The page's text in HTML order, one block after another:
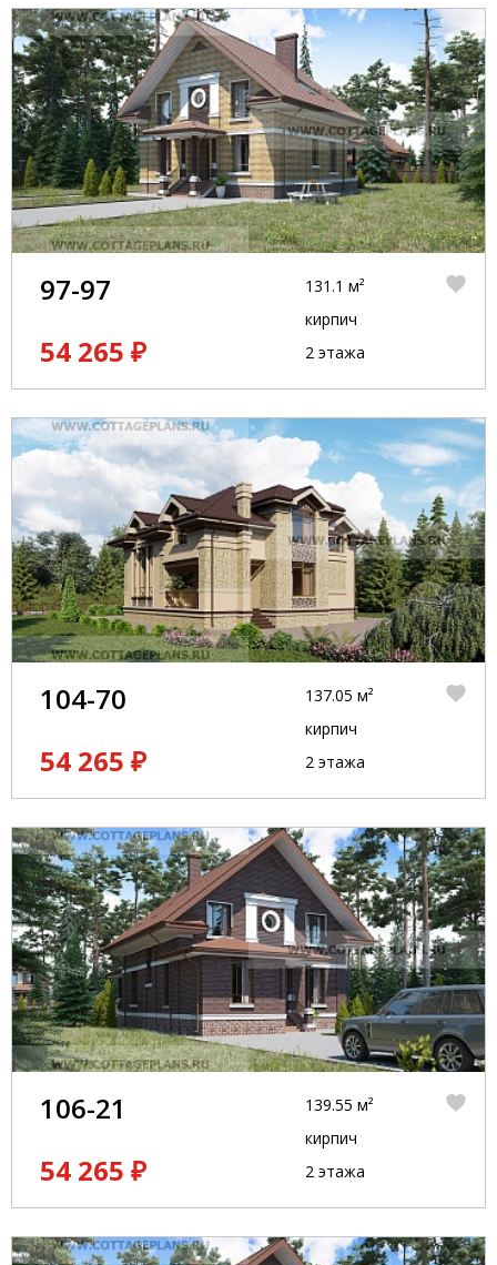
97-97
54 265 ₽
131.1 м²
кирпич
2 этажа
104-70
54 265 ₽
137.05 м²
кирпич
2 этажа
106-21
54 265 ₽
139.55 м²
кирпич
2 этажа